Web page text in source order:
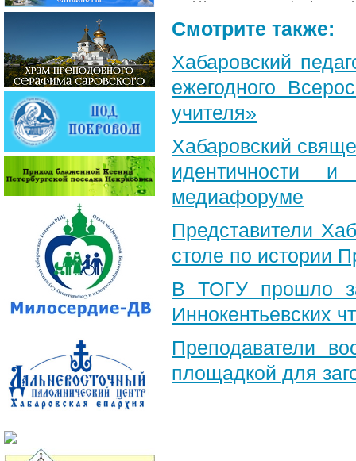
Смотрите также:
Хабаровский
ежегодного
учителя»
Хабаровский
идентичности
медиафоруме
Представители
столе по истории
В ТОГУ прошло
Иннокентьевских
Преподаватели
площадкой для